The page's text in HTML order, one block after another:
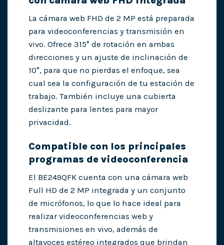
La cámara web FHD de 2 MP está preparada
para videoconferencias y transmisión en
vivo. Ofrece 315° de rotación en ambas
direcciones y un ajuste de inclinación de
10°, para que no pierdas el enfoque, sea
cual sea la configuración de tu estación de
trabajo. También incluye una cubierta
deslizante para lentes para mayor
privacidad.
Compatible con los principales
programas de videoconferencia
El BE249QFK cuenta con una cámara web
Full HD de 2 MP integrada y un conjunto
de micrófonos, lo que lo hace ideal para
realizar videoconferencias web y
transmisiones en vivo, además de
altavoces estéreo integrados que brindan